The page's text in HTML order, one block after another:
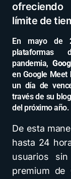
ofreciendo
límite de
En mayo de
pandemia,
en Google Meet
un día de
través de su
del próximo año.
De esta
hasta 24
usuarios
premium de